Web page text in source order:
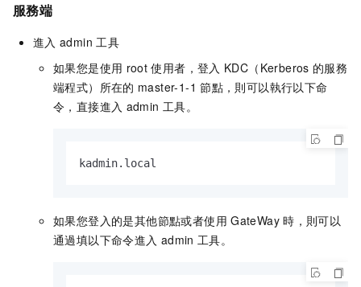
服務端
進入 admin 工具
如果您是使用 root 使用者，登入 KDC（Kerberos 的服務
端程式）所在的 master-1-1 節點，則可以執行以下命
令，直接進入 admin 工具。
kadmin.local
如果您登入的是其他節點或者使用 GateWay 時，則可以
通過填以下命令進入 admin 工具。